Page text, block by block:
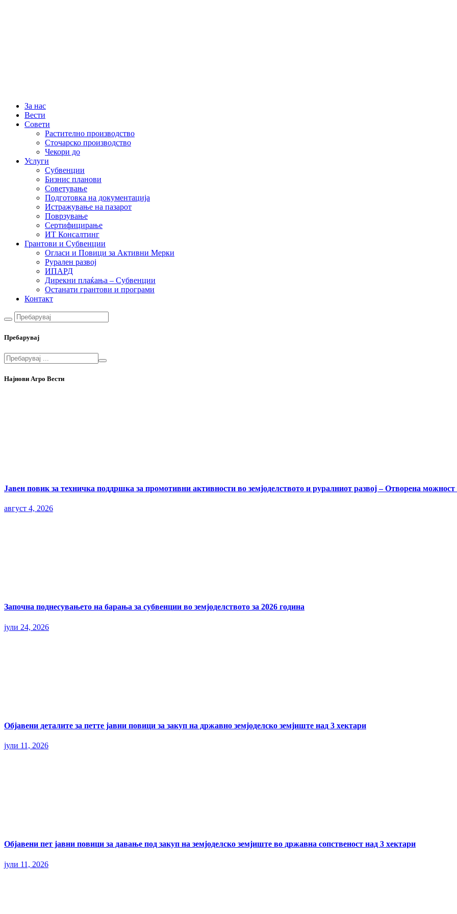
За нас
Вести
Совети
Растително производство
Сточарско производство
Чекори до
Услуги
Субвенции
Бизнис планови
Советување
Подготовка на документација
Истражување на пазарот
Поврзување
Сертифицирање
ИТ Консалтинг
Грантови и Субвенции
Огласи и Повици за Активни Мерки
Рурален развој
ИПАРД
Дирекни плаќања – Субвенции
Останати грантови и програми
Контакт
Пребарувај
Најнови Агро Вести
Јавен повик за техничка поддршка за промотивни активности во земјоделството и руралниот развој – Отворена
август 4, 2026
Започна поднесувањето на барања за субвенции во земјоделството за 2026 година
јули 24, 2026
Објавени деталите за петте јавни повици за закуп на државно земјоделско земјиште над 3 хектари
јули 11, 2026
Објавени пет јавни повици за давање под закуп на земјоделско земјиште во државна сопственост над 3 хектари
јули 11, 2026